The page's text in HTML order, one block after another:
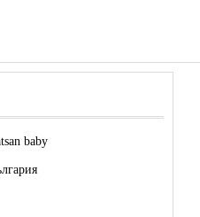
baby